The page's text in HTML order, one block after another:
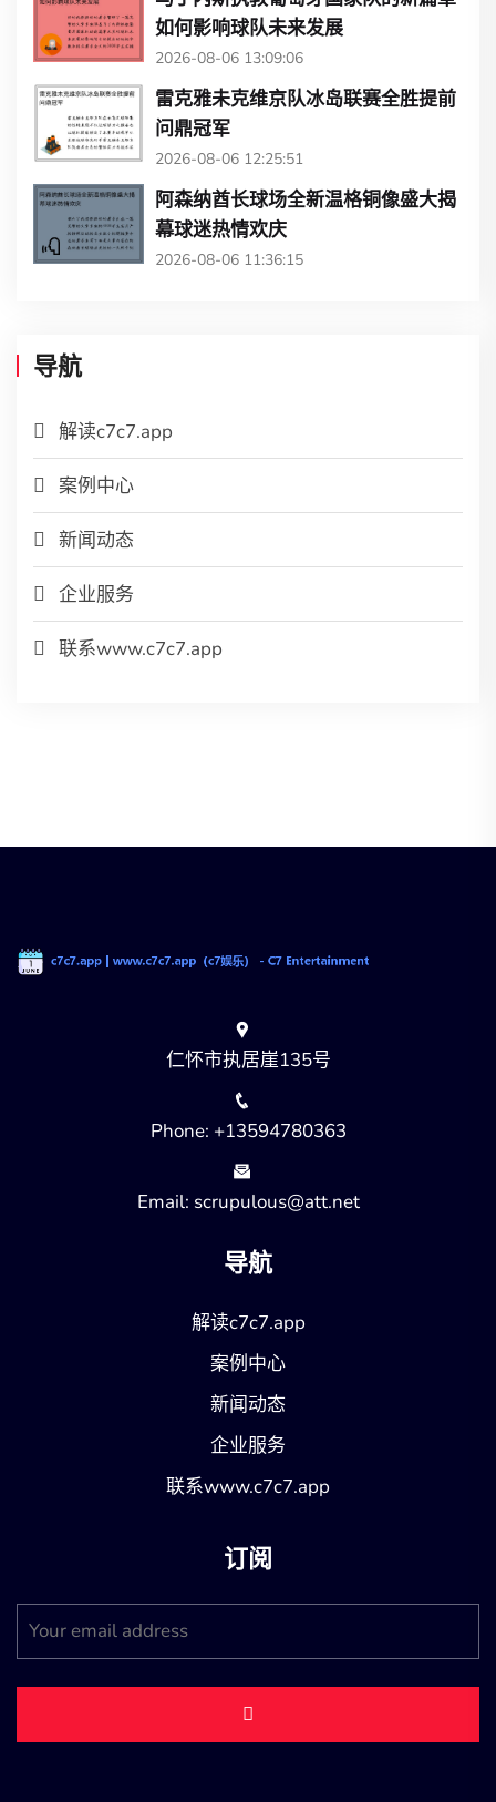
如何影响球队未来发展
2026-08-06 13:09:06
雷克雅未克维京队冰岛联赛全胜提前
问鼎冠军
2026-08-06 12:25:51
阿森纳酋长球场全新温格铜像盛大揭
幕球迷热情欢庆
2026-08-06 11:36:15
导航
解读c7c7.app
案例中心
新闻动态
企业服务
联系www.c7c7.app
仁怀市执居崖135号
Phone: +13594780363
Email: scrupulous@att.net
导航
解读c7c7.app
案例中心
新闻动态
企业服务
联系www.c7c7.app
订阅